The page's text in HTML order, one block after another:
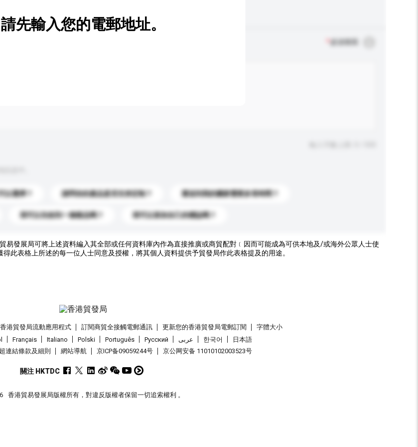
以選擇？ 請問你的產品是否支持定制？ 運送到我的國家需要多長時間？
我可以先收到一個樣品嗎？ 我可以添加自己的標誌嗎？
請先輸入您的電郵地址。
易發展局可將上述資料編入其全部或任何資料庫內作為直接推廣或商貿配對﹝因而可能成為可供本地及/或海外公眾人士使
此表格上所述的每一位人士同意及授權，將其個人資料提供予貿發局作此表格提及的用途。
香港貿發局流動應用程式 訂閱商貿全接觸電郵通訊 更新您的香港貿發局電郵訂閱
字體大小
Français Italiano Polski Português Pусский عربى 한국어
日本語
超連結條款及細則 網站導航 京ICP备09059244号 京公网安备 11010102003523号
關注 HKTDC
香港貿易發展局版權所有，對違反版權者保留一切追索權利 。